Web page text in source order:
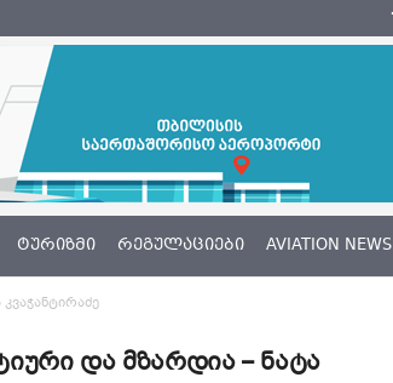
ᲢᲣᲠᲘᲖᲛᲘ ᲠᲔᲒᲣᲚᲐᲪᲘᲔᲑᲘ AVIATION NEWS
და მზარდია – ნატა